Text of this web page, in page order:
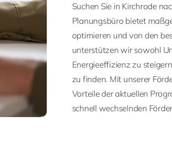
Suchen Sie in Kirchrode
Planungsbüro bietet
optimieren und von den
unterstützen wir sowohl
Energieeffizienz zu
zu finden. Mit unserer
Vorteile der aktuellen
schnell wechselnden